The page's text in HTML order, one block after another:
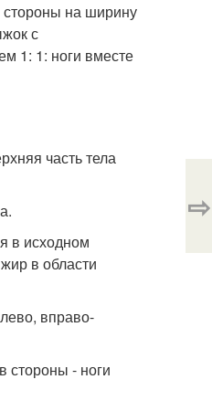
на ширину
с
1: 1: ноги вместе
часть тела
в исходном
в области
вправо-
стороны - ноги
⇨